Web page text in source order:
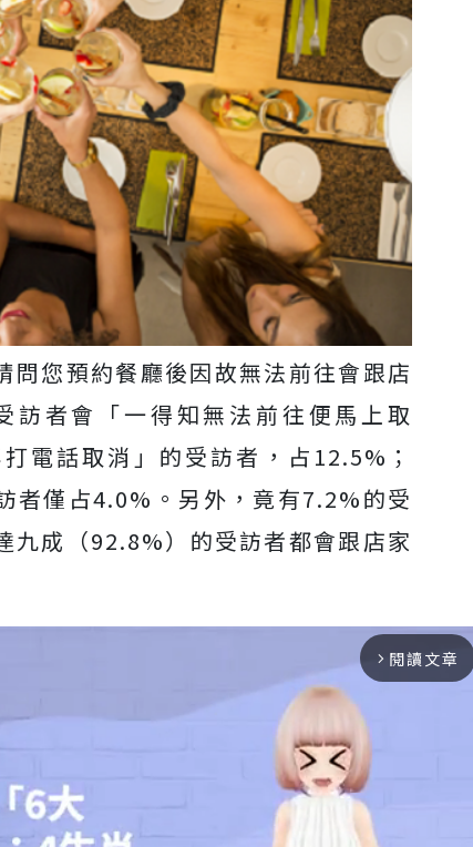
您預約餐廳後因故無法前往會跟店
訪者會「一得知無法前往便馬上取
電話取消」的受訪者，占12.5%；
者僅占4.0%。另外，竟有7.2%的受
九成（92.8%）的受訪者都會跟店家
arrow_forward_ios 閱讀文章